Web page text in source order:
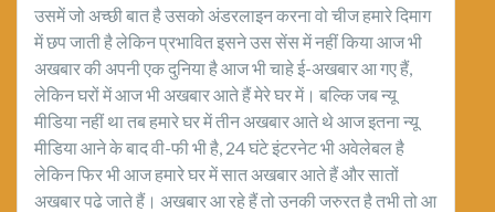
उसमें जो अच्छी बात है उसको अंडरलाइन करना वो चीज हमारे दिमाग
में छप जाती है लेकिन प्रभावित इसने उस सेंस में नहीं किया आज भी
अखबार की अपनी एक दुनिया है आज भी चाहे ई-अखबार आ गए हैं,
लेकिन घरों में आज भी अखबार आते हैं मेरे घर में। बल्कि जब न्यू
मीडिया नहीं था तब हमारे घर में तीन अखबार आते थे आज इतना न्यू
मीडिया आने के बाद वी-फी भी है, 24 घंटे इंटरनेट भी अवेलेबल है
लेकिन फिर भी आज हमारे घर में सात अखबार आते हैं और सातों
अखबार पढे जाते हैं। अखबार आ रहे हैं तो उनकी जरुरत है तभी तो आ